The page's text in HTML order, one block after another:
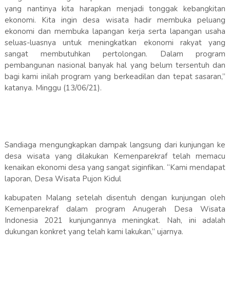
yang nantinya kita harapkan menjadi tonggak kebangkitan
ekonomi. Kita ingin desa wisata hadir membuka peluang
ekonomi dan membuka lapangan kerja serta lapangan usaha
seluas-luasnya untuk meningkatkan ekonomi rakyat yang
sangat membutuhkan pertolongan. Dalam program
pembangunan nasional banyak hal yang belum tersentuh dan
bagi kami inilah program yang berkeadilan dan tepat sasaran,”
katanya. Minggu (13/06/21).
Sandiaga mengungkapkan dampak langsung dari kunjungan ke
desa wisata yang dilakukan Kemenparekraf telah memacu
kenaikan ekonomi desa yang sangat siginfikan. “Kami mendapat
laporan, Desa Wisata Pujon Kidul
kabupaten Malang setelah disentuh dengan kunjungan oleh
Kemenparekraf dalam program Anugerah Desa Wisata
Indonesia 2021 kunjungannya meningkat. Nah, ini adalah
dukungan konkret yang telah kami lakukan,” ujarnya.